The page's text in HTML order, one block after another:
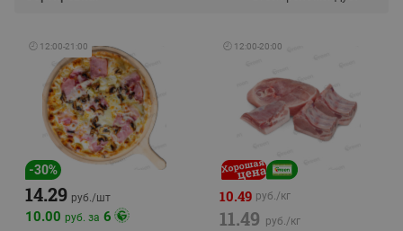
🕘 12:00-21:00
-30%
14.29 руб./шт
10.00 руб. за 6
🕘 12:00-20:00
10.49 руб./кг
11.49 руб./кг